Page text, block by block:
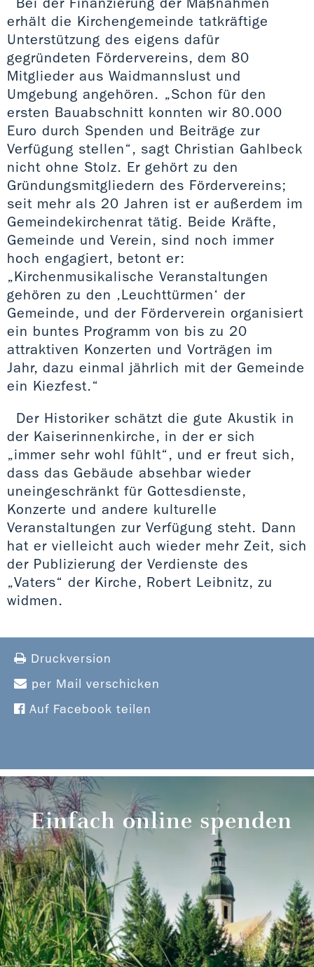
erhält die Kirchengemeinde tatkräftige
Unterstützung des eigens dafür
gegründeten Fördervereins, dem 80
Mitglieder aus Waidmannslust und
Umgebung angehören. „Schon für den
ersten Bauabschnitt konnten wir 80.000
Euro durch Spenden und Beiträge zur
Verfügung stellen“, sagt Christian Gahlbeck
nicht ohne Stolz. Er gehört zu den
Gründungsmitgliedern des Fördervereins;
seit mehr als 20 Jahren ist er außerdem im
Gemeindekirchenrat tätig. Beide Kräfte,
Gemeinde und Verein, sind noch immer
hoch engagiert, betont er:
„Kirchenmusikalische Veranstaltungen
gehören zu den ‚Leuchttürmen‘ der
Gemeinde, und der Förderverein organisiert
ein buntes Programm von bis zu 20
attraktiven Konzerten und Vorträgen im
Jahr, dazu einmal jährlich mit der Gemeinde
ein Kiezfest.“
Der Historiker schätzt die gute Akustik in
der Kaiserinnenkirche, in der er sich
„immer sehr wohl fühlt“, und er freut sich,
dass das Gebäude absehbar wieder
uneingeschränkt für Gottesdienste,
Konzerte und andere kulturelle
Veranstaltungen zur Verfügung steht. Dann
hat er vielleicht auch wieder mehr Zeit, sich
der Publizierung der Verdienste des
„Vaters“ der Kirche, Robert Leibnitz, zu
widmen.
Druckversion
per Mail verschicken
Auf Facebook teilen
Einfach online spenden